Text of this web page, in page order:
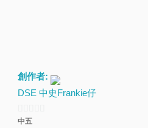
創作者:
DSE 中史Frankie仔
0
中五